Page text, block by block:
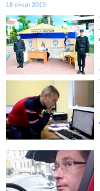
18 січня 2019